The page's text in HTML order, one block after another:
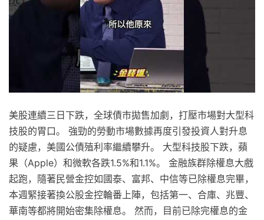
美股連續三日下跌，全球債市拋售加劇，打壓市場對大型科
技股的胃口。 強勁的勞動市場數據再度引發投資人對升息
的疑慮，美國公債殖利率繼續攀升。 大型科技股下跌，蘋
果（Apple）和微軟各跌1.5%和1.1%。 金融族群除權息大戲
起跑，隨著民營金控如國泰、富邦、中信等已除權息完畢，
本週緊接著換公股金控輪番上陣，包括第一、合庫、兆豐、
華南等都將開始密集除權息。 然而，目前已除完權息的金